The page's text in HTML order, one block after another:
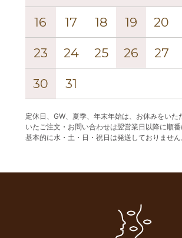
16 17 18 19 20
23 24 25 26 27
30 31
定休日、GW、夏季、年末年始は、お休みをいた
いたご注文・お問い合わせは翌営業日以降に順番
基本的に水・土・日・祝日は発送しておりません